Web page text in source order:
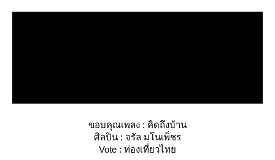
ขอบคุณเพลง : คิดถึงบ้าน
ศิลปิน : จรัล มโนเพ็ชร
Vote : ท่องเที่ยวไท